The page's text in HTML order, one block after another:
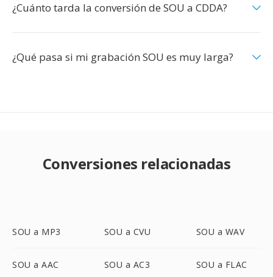
¿Cuánto tarda la conversión de SOU a CDDA?
¿Qué pasa si mi grabación SOU es muy larga?
Conversiones relacionadas
SOU a MP3 SOU a CVU SOU a WAV
SOU a AAC SOU a AC3 SOU a FLAC